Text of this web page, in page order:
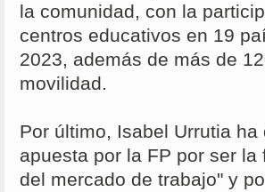
la comunidad, con la
centros educativos en 19
2023, además de más de
movilidad.
Por último, Isabel Urrutia
apuesta por la FP por ser
del mercado de trabajo" y